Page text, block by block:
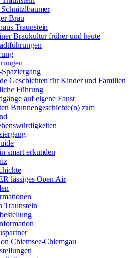
Bräu
Traunstein
Braukultur früher und heute
Geschichten für Kinder und Familien
Führung
auf eigene Faust
Brunnengeschichte(n) zum
smart erkunden
lässiges Open Air
Traunstein
Chiemsee-Chiemgau